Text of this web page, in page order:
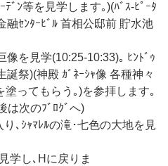
ﾃﾞﾝ等を見学します｡)(ﾊﾞｽ-ﾋﾟｰﾀ
融ｾﾝﾀｰﾋﾞﾙ 首相公邸前 貯水池
像を見学(10:25-10:33)｡ ﾋﾝﾄﾞｩ
誕祭)(神殿 ｶﾞﾈｰｼｬ像 各種神々
塗ってもらう｡)を参拝します｡
は次のﾌﾞﾛｸﾞへ)
､ｼｬﾏﾚﾙの滝･七色の大地を見
学し､Hに戻りま